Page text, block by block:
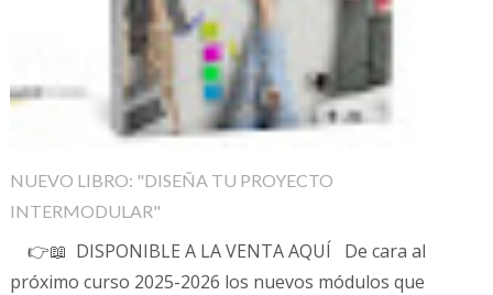
NUEVO LIBRO: "DISEÑA TU PROYECTO
INTERMODULAR"
👉📖 DISPONIBLE A LA VENTA AQUÍ De cara al
próximo curso 2025-2026 los nuevos módulos que